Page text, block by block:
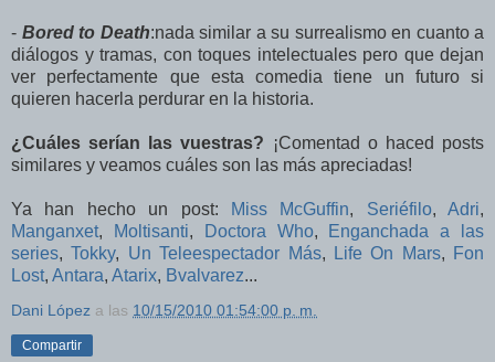
- Bored to Death:nada similar a su surrealismo en cuanto a
diálogos y tramas, con toques intelectuales pero que dejan
ver perfectamente que esta comedia tiene un futuro si
quieren hacerla perdurar en la historia.
¿Cuáles serían las vuestras? ¡Comentad o haced posts
similares y veamos cuáles son las más apreciadas!
Ya han hecho un post: Miss McGuffin, Seriéfilo, Adri,
Manganxet, Moltisanti, Doctora Who, Enganchada a las
series,Tokky, Un Teleespectador Más, Life On Mars, Fon
Lost, Antara, Atarix, Bvalvarez...
Dani López a las 10/15/2010 01:54:00 p. m.
Compartir